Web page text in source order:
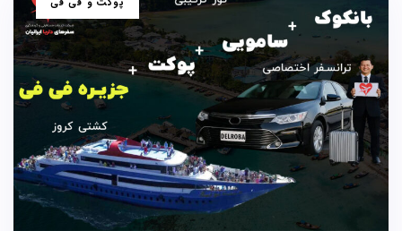
ها
پوکت و فی فی